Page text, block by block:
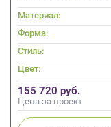
Материал:
Форма:
Стиль:
Цвет:
155 720 руб.
Цена за проект